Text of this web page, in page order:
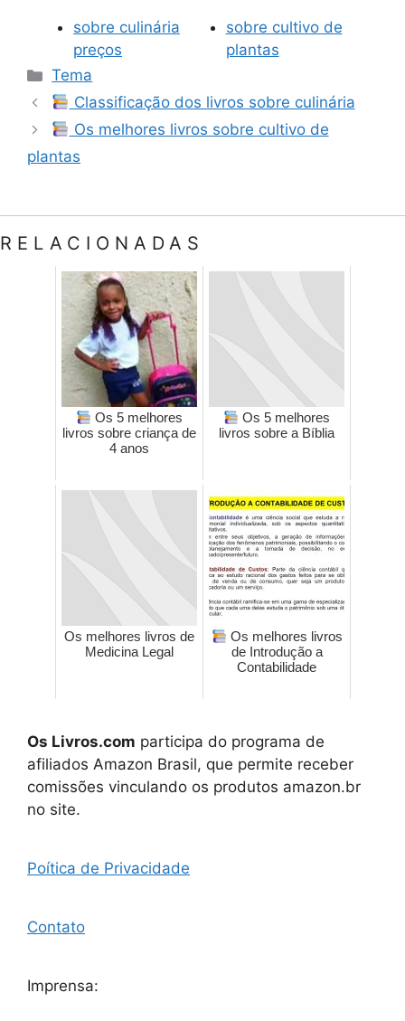
sobre culinária
preços
sobre cultivo de
plantas
Categorias
Tema
Classificação dos livros sobre culinária
Os melhores livros sobre cultivo de
plantas
RELACIONADAS
Os 5 melhores
livros sobre criança de
4 anos
Os 5 melhores
livros sobre a Bíblia
Os melhores livros de
Medicina Legal
Os melhores livros
de Introdução a
Contabilidade
Os Livros.com participa do programa de
afiliados Amazon Brasil, que permite receber
comissões vinculando os produtos amazon.br
no site.
Poítica de Privacidade
Contato
Imprensa: